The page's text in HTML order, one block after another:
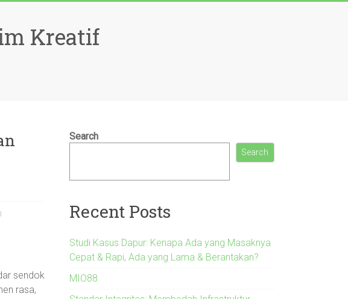
Kreatif
sendok
rasa,
Search
Search
Recent Posts
Studi Kasus Dapur: Kenapa Ada yang Masaknya
Cepat & Rapi, Ada yang Lama & Berantakan?
MIO88